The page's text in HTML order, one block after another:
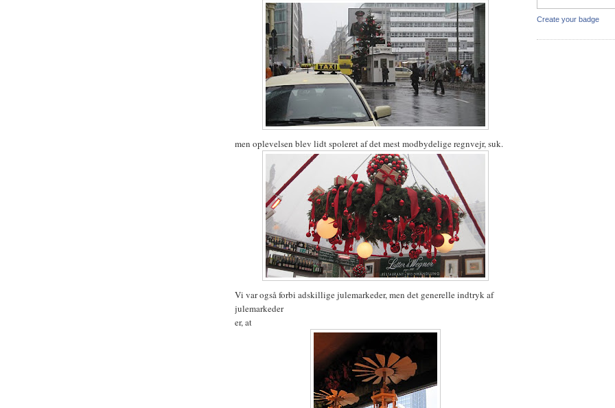
men oplevelsen blev lidt spoleret af det mest modbydelige regnvejr, suk.
Vi var også forbi adskillige julemarkeder, men det generelle indtryk af
julemarkeder
er, at
Create your badge